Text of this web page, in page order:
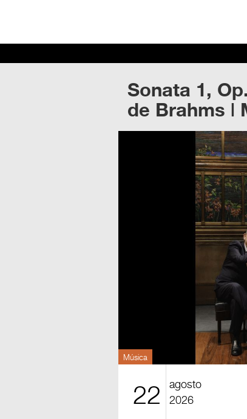
Sonata 1,
de Brahms |
Música
22
agosto
2026